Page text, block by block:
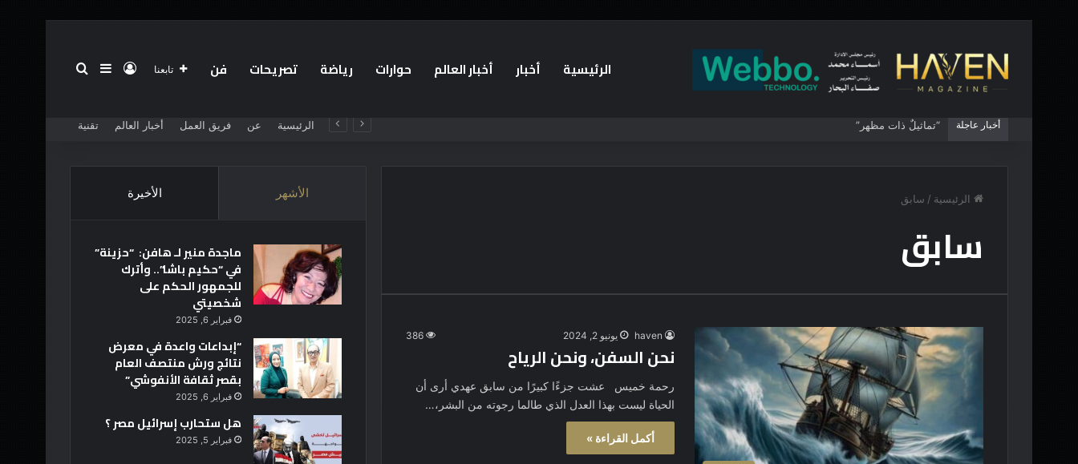
الرئيسية أخبار أخبار العالم حوارات رياضة تصريحات فن تابعنا تسجيل الدخول
إضافة عمود جانبي
أخبار عاجلة “تماثيلٌ ذات مظهر” الرئيسية عن فريق العمل أخبار العالم تقنية
الرئيسية / سابق
سابق
haven يونيو 2, 2024 386
نحن السفن، ونحن الرياح
رحمة خميس عشت جزءًا كبيرًا من سابق عهدي أرى أن
الحياة ليست بهذا العدل الذي طالما رجوته من البشر،…
أكمل القراءة »
الأشهر الأخيرة
ماجدة منير لـ هافن: “حزينة”
في “حكيم باشا”.. وأترك
للجمهور الحكم على
شخصيتي
فبراير 6, 2025
“إبداعات واعدة في معرض
نتائج ورش منتصف العام
بقصر ثقافة الأنفوشي”
فبراير 6, 2025
هل ستحارب إسرائيل مصر ؟
فبراير 5, 2025